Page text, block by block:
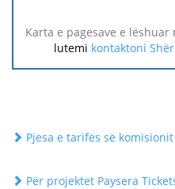
lutemi kontaktoni
Pjesa e tarifës së
Për projektet Paysera